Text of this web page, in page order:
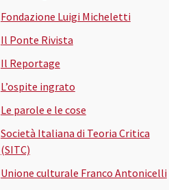
Fondazione Luigi Micheletti
Il Ponte Rivista
Il Reportage
L’ospite ingrato
Le parole e le cose
Società Italiana di Teoria Critica
(SITC)
Unione culturale Franco Antonicelli